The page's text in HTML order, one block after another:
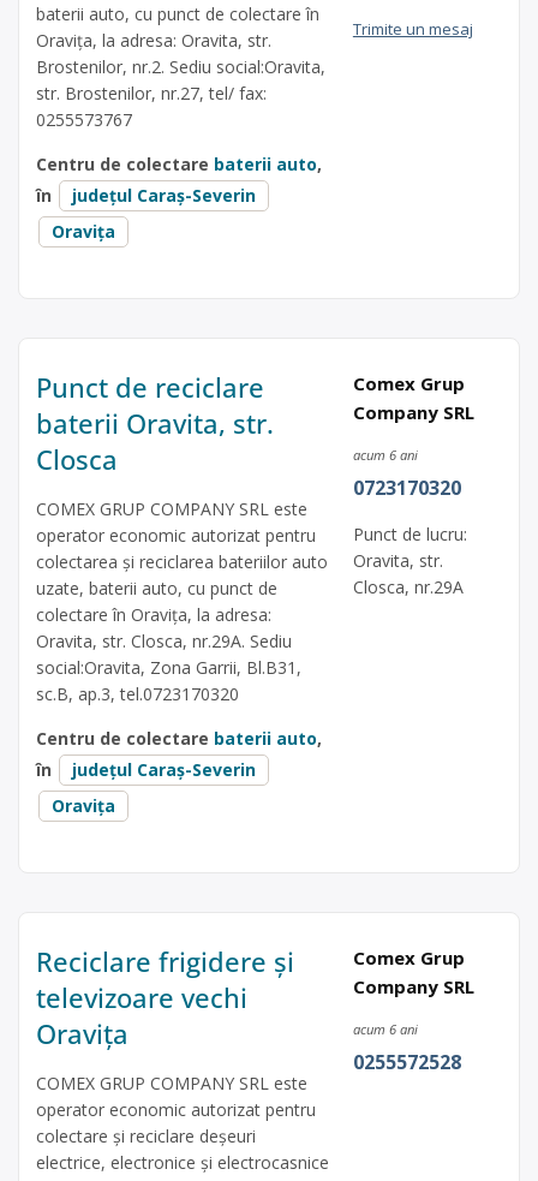
baterii auto, cu punct de colectare în
Oravița, la adresa: Oravita, str.
Brostenilor, nr.2. Sediu social:Oravita,
str. Brostenilor, nr.27, tel/ fax:
0255573767
Centru de colectare baterii auto,
în
județul Caraș-Severin
Oravița
Trimite un mesaj
Punct de reciclare
baterii Oravita, str.
Closca
COMEX GRUP COMPANY SRL este
operator economic autorizat pentru
colectarea și reciclarea bateriilor auto
uzate, baterii auto, cu punct de
colectare în Oravița, la adresa:
Oravita, str. Closca, nr.29A. Sediu
social:Oravita, Zona Garrii, Bl.B31,
sc.B, ap.3, tel.0723170320
Centru de colectare baterii auto,
în
județul Caraș-Severin
Oravița
Comex Grup
Company SRL
acum 6 ani
0723170320
Punct de lucru:
Oravita, str.
Closca, nr.29A
Reciclare frigidere și
televizoare vechi
Oravița
COMEX GRUP COMPANY SRL este
operator economic autorizat pentru
colectare și reciclare deșeuri
electrice, electronice și electrocasnice
Comex Grup
Company SRL
acum 6 ani
0255572528